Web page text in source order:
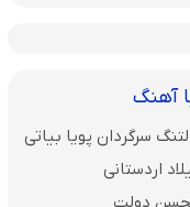
آهنگ
سرگردان پویا بیاتی
اردستانی
دولت